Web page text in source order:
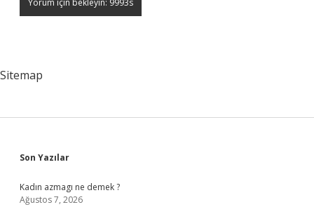
Sitemap
Sidebar
Son Yazılar
Kadın azmagı ne demek ?
Ağustos 7, 2026